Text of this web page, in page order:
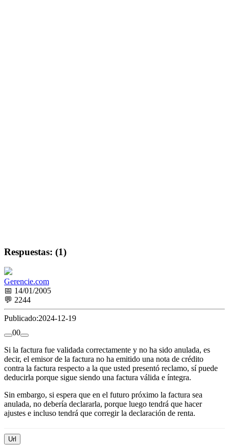
Respuestas: (1)
Gerencie.com
📅 14/01/2005
💬 2244
Publicado:2024-12-19
00
Si la factura fue validada correctamente y no ha sido anulada, es
decir, el emisor de la factura no ha emitido una nota de crédito
contra la factura respecto a la que usted presentó reclamo, sí puede
deducirla porque sigue siendo una factura válida e íntegra.
Sin embargo, si espera que en el futuro próximo la factura sea
anulada, no debería declararla, porque luego tendrá que hacer
ajustes e incluso tendrá que corregir la declaración de renta.
Url